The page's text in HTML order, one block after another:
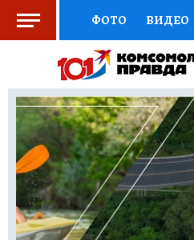
ФОТО ВИДЕО
ЗДОРОВЬЕ
ВЫБОР
КНИЖНАЯ
ПРЕСС-ЦЕНТР
КОЛЛЕКЦИИ